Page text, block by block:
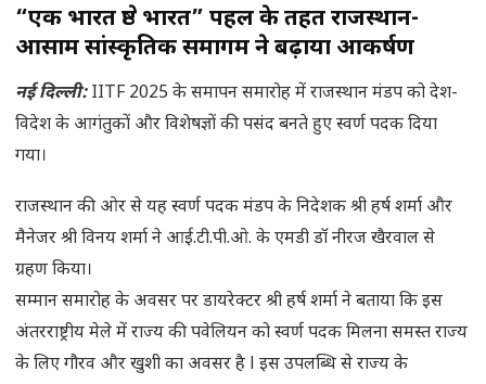
“एक भारत श्रेष्ठ भारत” पहल के तहत राजस्थान-
आसाम सांस्कृतिक समागम ने बढ़ाया आकर्षण
नई दिल्ली:IITF 2025 के समापन समारोह में राजस्थान मंडप को देश-
विदेश के आगंतुकों और विशेषज्ञों की पसंद बनते हुए स्वर्ण पदक दिया
गया।
राजस्थान की ओर से यह स्वर्ण पदक मंडप के निदेशक श्री हर्ष शर्मा और
मैनेजर श्री विनय शर्मा ने आई.टी.पी.ओ. के एमडी डॉ नीरज खैरवाल से
ग्रहण किया।
सम्मान समारोह के अवसर पर डायरेक्टर श्री हर्ष शर्मा ने बताया कि इस
अंतरराष्ट्रीय मेले में राज्य की पवेलियन को स्वर्ण पदक मिलना समस्त राज्य
के लिए गौरव और खुशी का अवसर है l इस उपलब्धि से राज्य के